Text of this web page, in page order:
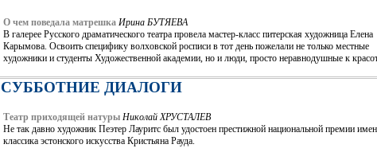
О чем поведала матрешка Ирина БУТЯЕВА
В галерее Русского драматического театра провела мастер-класс питерская художница Елена
Карымова. Освоить специфику волховской росписи в тот день пожелали не только местные
художники и студенты Художественной академии, но и люди, просто неравнодушные к
СУББОТНИЕ ДИАЛОГИ
Театр приходящей натуры Николай ХРУСТАЛЕВ
Не так давно художник Пеэтер Лауритс был удостоен престижной национальной премии
классика эстонского искусства Кристьяна Рауда.